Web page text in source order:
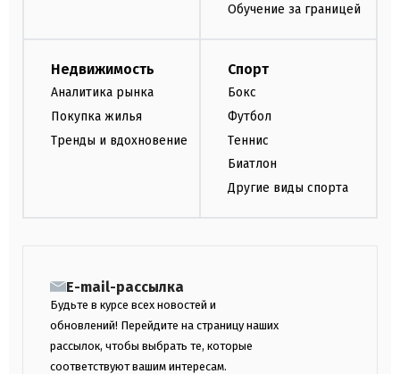
Обучение за границей
Недвижимость
Аналитика рынка
Покупка жилья
Тренды и вдохновение
Спорт
Бокс
Футбол
Теннис
Биатлон
Другие виды спорта
E-mail-рассылка
Будьте в курсе всех новостей и
обновлений! Перейдите на страницу наших
рассылок, чтобы выбрать те, которые
соответствуют вашим интересам.